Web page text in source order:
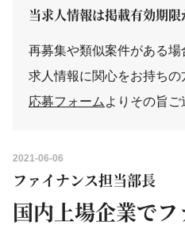
当求人情報は掲載有効期
再募集や類似案件がある
求人情報に関心をお持ちの
応募フォーム よりその旨ご
2021-06-06
ファイナンス担当部長
国内上場企業で